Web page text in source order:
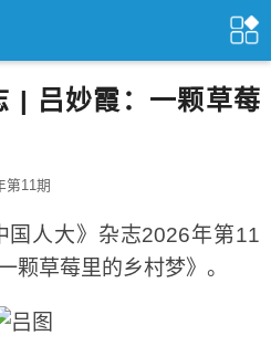
| 吕妙霞：一颗草莓
第11期
人大》杂志2026年第11
颗草莓里的乡村梦》。